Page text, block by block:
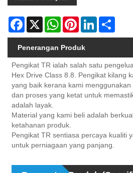
Facebook
X WhatsAppPinterestLinkedIn
Penerangan Produk
Pengikat TR ialah salah satu
Hex Drive Class 8.8. Pengikat kilang
yang baik kerana kami
dan proses yang ketat untuk
adalah layak.
Material yang kami beli adalah
ketahanan produk.
Pengikat TR sentiasa percaya kualiti
untuk perniagaan yang panjang.